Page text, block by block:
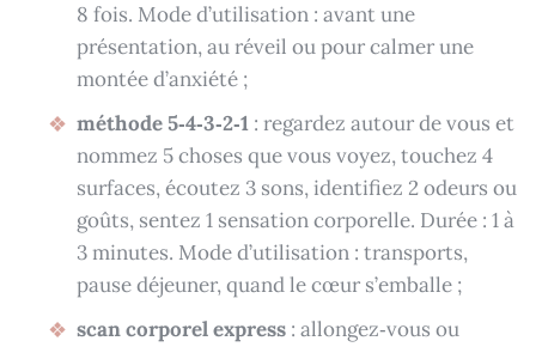
8 fois. Mode d’utilisation : avant une
présentation, au réveil ou pour calmer une
montée d’anxiété ;
méthode 5‑4‑3‑2‑1 : regardez autour de vous et
nommez 5 choses que vous voyez, touchez 4
surfaces, écoutez 3 sons, identifiez 2 odeurs ou
goûts, sentez 1 sensation corporelle. Durée : 1 à
3 minutes. Mode d’utilisation : transports,
pause déjeuner, quand le cœur s’emballe ;
scan corporel express : allongez‑vous ou